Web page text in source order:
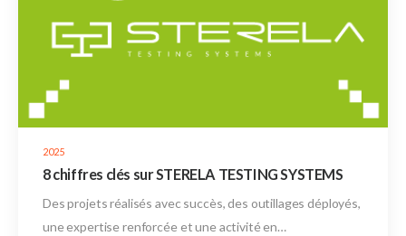
2025
8 chiffres clés sur STERELA TESTING SYSTEMS
Des projets réalisés avec succès, des outillages déployés,
une expertise renforcée et une activité en…